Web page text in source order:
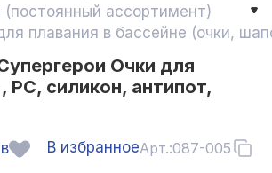
ассортимент)
плавания в бассейне (очки,
Очки для
PC, силикон, антипот,
В избранноеАрт.:087-005